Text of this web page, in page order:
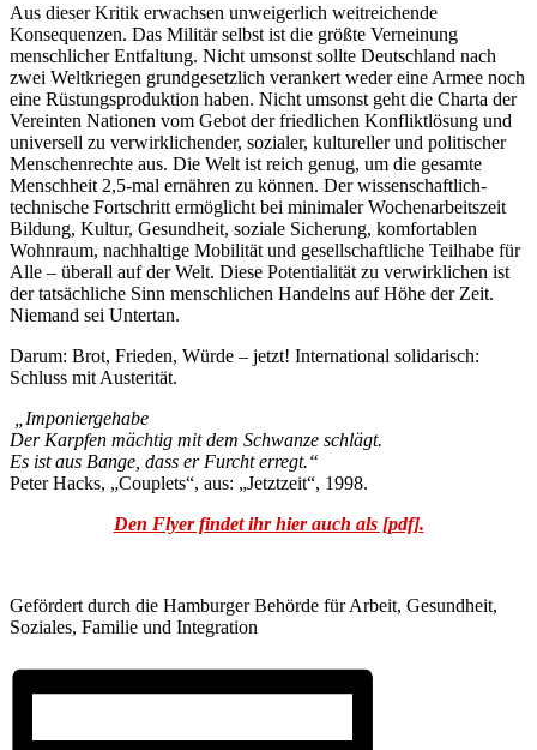
Aus dieser Kritik erwachsen unweigerlich weitreichende
Konsequenzen. Das Militär selbst ist die größte Verneinung
menschlicher Entfaltung. Nicht umsonst sollte Deutschland nach
zwei Weltkriegen grundgesetzlich verankert weder eine Armee noch
eine Rüstungsproduktion haben. Nicht umsonst geht die Charta der
Vereinten Nationen vom Gebot der friedlichen Konfliktlösung und
universell zu verwirklichender, sozialer, kultureller und politischer
Menschenrechte aus. Die Welt ist reich genug, um die gesamte
Menschheit 2,5-mal ernähren zu können. Der wissenschaftlich-
technische Fortschritt ermöglicht bei minimaler Wochenarbeitszeit
Bildung, Kultur, Gesundheit, soziale Sicherung, komfortablen
Wohnraum, nachhaltige Mobilität und gesellschaftliche Teilhabe für
Alle – überall auf der Welt. Diese Potentialität zu verwirklichen ist
der tatsächliche Sinn menschlichen Handelns auf Höhe der Zeit.
Niemand sei Untertan.
Darum: Brot, Frieden, Würde – jetzt! International solidarisch:
Schluss mit Austerität.
„Imponiergehabe
Der Karpfen mächtig mit dem Schwanze schlägt.
Es ist aus Bange, dass er Furcht erregt.“
Peter Hacks, „Couplets“, aus: „Jetztzeit“, 1998.
Den Flyer findet ihr hier auch als [pdf].
Gefördert durch die Hamburger Behörde für Arbeit, Gesundheit,
Soziales, Familie und Integration